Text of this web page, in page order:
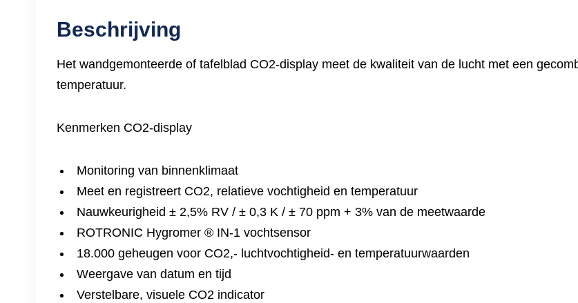
Beschrijving
Het wandgemonteerde of tafelblad CO2-display meet de kwaliteit van de lucht met een
temperatuur.
Kenmerken CO2-display
Monitoring van binnenklimaat
Meet en registreert CO2, relatieve vochtigheid en temperatuur
Nauwkeurigheid ± 2,5% RV / ± 0,3 K / ± 70 ppm + 3% van de meetwaarde
ROTRONIC Hygromer ® IN-1 vochtsensor
18.000 geheugen voor CO2,- luchtvochtigheid- en temperatuurwaarden
Weergave van datum en tijd
Verstelbare, visuele CO2 indicator